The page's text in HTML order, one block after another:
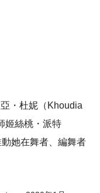
・杜妮（Khoudia
姬絲桃・派特
動她在舞者、編舞者